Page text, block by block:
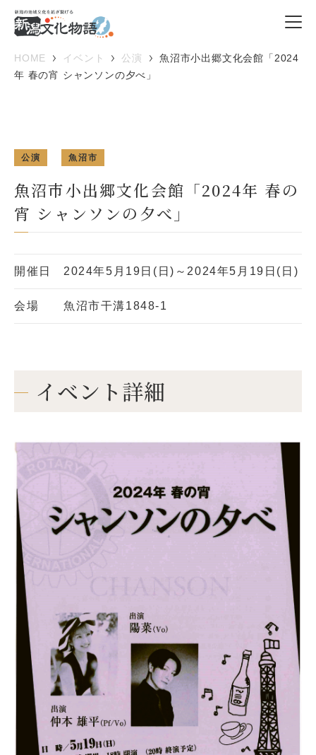
HOME イベント 公演
魚沼市小出郷文化会館「2024
年 春の宵 シャンソンの夕べ」
公演 魚沼市
魚沼市小出郷文化会館「2024年 春の
宵 シャンソンの夕べ」
開催日 2024年5月19日(日)～2024年5月19日(日)
会場 魚沼市干溝1848-1
イベント詳細